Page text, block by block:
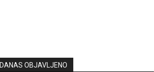
DANAS OBJAVLJENO